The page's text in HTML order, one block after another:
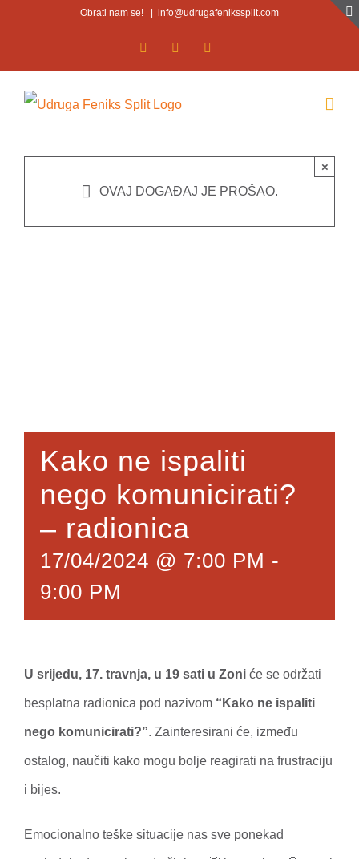
content
Obrati nam se! info@udrugafenikssplit.com
FacebookFacebook
OVAJ DOGAĐAJ JE PROŠAO.
×
Kako ne ispaliti
nego komunicirati?
– radionica
17/04/2024 @ 7:00 PM -
9:00 PM
U srijedu, 17. travnja, u 19 sati u Zoni će se održati
besplatna radionica pod nazivom “Kako ne ispaliti
nego komunicirati?”. Zainteresirani će, između
ostalog, naučiti kako mogu bolje reagirati na frustraciju
i bijes.
Emocionalno teške situacije nas sve ponekad